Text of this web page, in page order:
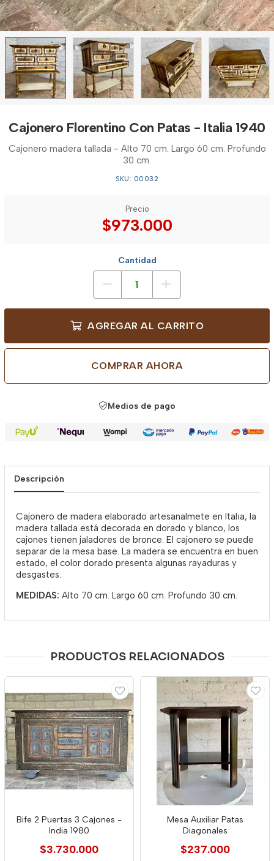
Cajonero Florentino Con Patas - Italia 1940
Cajonero madera tallada - Alto 70 cm. Largo 60 cm. Profundo
30 cm.
SKU: 00032
Precio
$973.000
Cantidad
AGREGAR AL CARRITO
COMPRAR AHORA
Medios de pago
Descripción
Cajonero de madera elaborado artesanalmete en Italia, la
madera tallada está decorada en dorado y blanco, los
cajones tienen jaladores de bronce. El cajonero se puede
separar de la mesa base. La madera se encuentra en buen
estado, el color dorado presenta algunas rayaduras y
desgastes.
MEDIDAS: Alto 70 cm. Largo 60 cm. Profundo 30 cm.
PRODUCTOS RELACIONADOS
Bife 2 Puertas 3 Cajones -
India 1980
$3.730.000
Mesa Auxiliar Patas
Diagonales
$237.000